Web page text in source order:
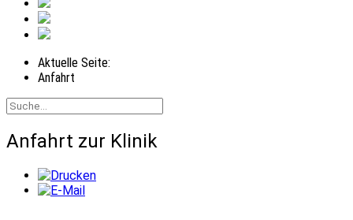
Aktuelle Seite:
Anfahrt
Anfahrt zur Klinik